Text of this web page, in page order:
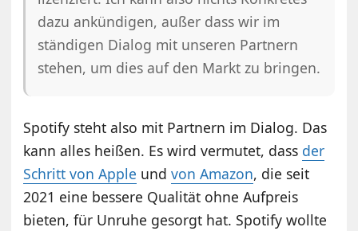
dazu ankündigen, außer dass wir im
ständigen Dialog mit unseren Partnern
stehen, um dies auf den Markt zu bringen.
Spotify steht also mit Partnern im Dialog. Das
kann alles heißen. Es wird vermutet, dass der
Schritt von Apple undvon Amazon, die seit
2021 eine bessere Qualität ohne Aufpreis
bieten, für Unruhe gesorgt hat. Spotify wollte